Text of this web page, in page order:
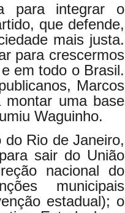
para integrar o
que defende,
mais justa.
para crescermos
em todo o Brasil.
Marcos
montar uma base
Waguinho.
Rio de Janeiro,
sair do União
nacional do
municipais
estadual); o